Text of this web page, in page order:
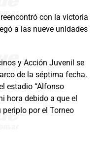
con la victoria
a las nueve unidades
y Acción Juvenil se
de la séptima fecha.
estadio “Alfonso
hora debido a que el
por el Torneo